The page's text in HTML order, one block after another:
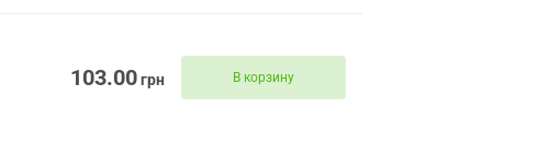
103.00грн В корзину